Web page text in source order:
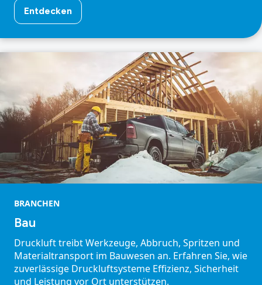
Entdecken
BRANCHEN
Bau
Druckluft treibt Werkzeuge, Abbruch, Spritzen und
Materialtransport im Bauwesen an. Erfahren Sie, wie
zuverlässige Druckluftsysteme Effizienz, Sicherheit
und Leistung vor Ort unterstützen.